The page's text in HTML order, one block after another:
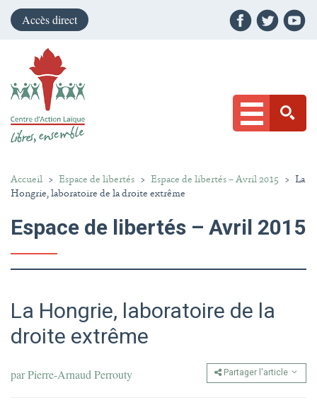
Accès direct
Accueil > Espace de libertés > Espace de libertés – Avril 2015 > La
Hongrie, laboratoire de la droite extrême
Espace de libertés – Avril 2015
La Hongrie, laboratoire de la
droite extrême
parPierre-Arnaud Perrouty Partager l'article